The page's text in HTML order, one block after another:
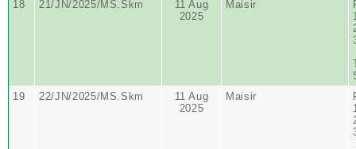
18
21/JN/2025/MS.Skm
11 Aug
2025
Maisir
19
22/JN/2025/MS.Skm
11 Aug
2025
Maisir